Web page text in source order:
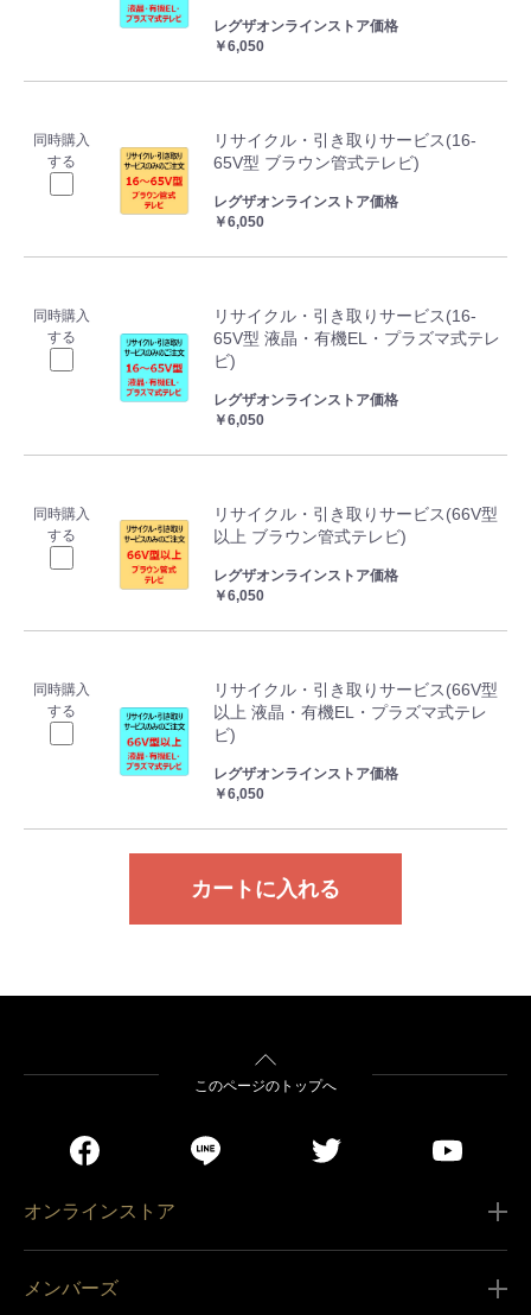
レグザオンラインストア価格
￥6,050
同時購入
する
リサイクル・引き取りサービス(16-
65V型 ブラウン管式テレビ)
レグザオンラインストア価格
￥6,050
同時購入
する
リサイクル・引き取りサービス(16-
65V型 液晶・有機EL・プラズマ式テレ
ビ)
レグザオンラインストア価格
￥6,050
同時購入
する
リサイクル・引き取りサービス(66V型
以上 ブラウン管式テレビ)
レグザオンラインストア価格
￥6,050
同時購入
する
リサイクル・引き取りサービス(66V型
以上 液晶・有機EL・プラズマ式テレ
ビ)
レグザオンラインストア価格
￥6,050
カートに入れる
このページのトップへ
オンラインストア
メンバーズ